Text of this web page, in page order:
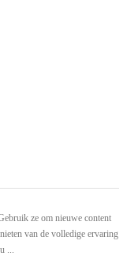
ze om nieuwe content
van de volledige ervaring
...